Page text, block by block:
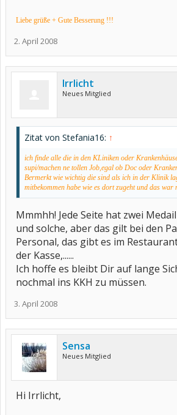
Liebe grüße + Gute Besserung !!!
2. April 2008
Irrlicht
Neues Mitglied
Zitat von Stefania16: ↑
ich finde alle die in den KLiniken oder
supi/machen ne tollen Job,egal ob Doc oder
Bermerkt wie wichtig die sind als ich in der Klinik
mitbekommen habe wie es dort zugeht und das war
Mmmhh! Jede Seite hat zwei
und solche, aber das gilt bei den
Personal, das gibt es im
der Kasse,......
Ich hoffe es bleibt Dir auf lange
nochmal ins KKH zu müssen.
3. April 2008
Sensa
Neues Mitglied
Hi Irrlicht,